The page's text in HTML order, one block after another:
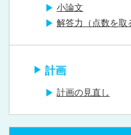
小論文
解答力（点数を取
計画
計画の見直し